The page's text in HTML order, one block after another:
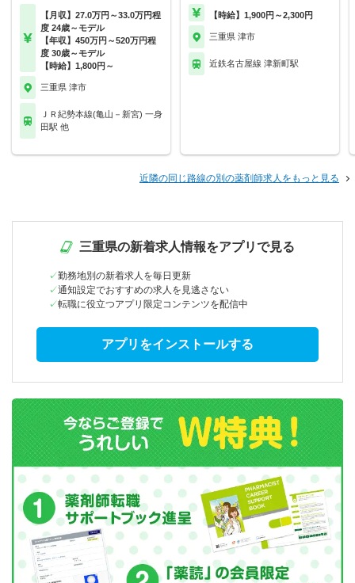
【月収】27.0万円～33.0万円程
度 24歳～モデル
【年収】450万円～520万円程
度 30歳～モデル
【時給】1,800円～
三重県 津市
ＪＲ紀勢本線(亀山－新宮) 一身
田駅 他
【時給】1,900円～2,300円
三重県 津市
近鉄名古屋線 津新町駅
近隣の同じ路線の別の薬剤師求人をもっと見る
三重県の新着求人情報をアプリで見る
勤務地別の新着求人を毎日更新
通知設定でおすすめの求人を見逃さない
転職に役立つアプリ限定コンテンツを配信中
アプリをインストールする